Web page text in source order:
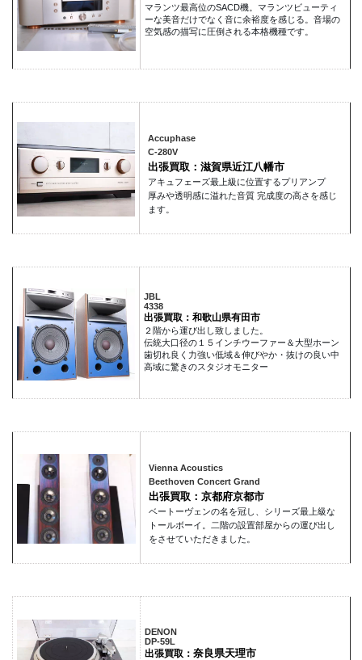
マランツ最高位のSACD機。マランツビューティ
ーな美音だけでなく音に余裕度を感じる。音場の
空気感の描写に圧倒される本格機種です。
Accuphase
C-280V
出張買取：滋賀県近江八幡市
アキュフェーズ最上級に位置するプリアンプ
厚みや透明感に溢れた音質 完成度の高さを感じ
ます。
JBL
4338
出張買取：和歌山県有田市
２階から運び出し致しました。
伝統大口径の１５インチウーファー＆大型ホーン
歯切れ良く力強い低域＆伸びやか・抜けの良い中
高域に驚きのスタジオモニター
Vienna Acoustics
Beethoven Concert Grand
出張買取：京都府京都市
ベートーヴェンの名を冠し、シリーズ最上級な
トールボーイ。二階の設置部屋からの運び出し
をさせていただきました。
DENON
DP-59L
出張買取： 奈良県天理市